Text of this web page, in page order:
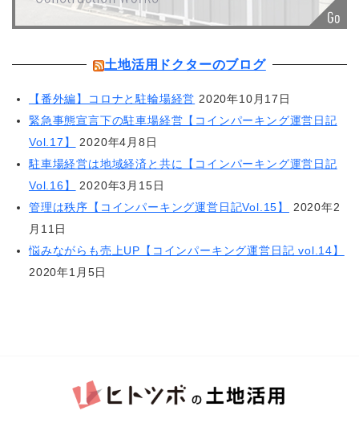
土地活用ドクターのブログ
【番外編】コロナと駐輪場経営 2020年10月17日
緊急事態宣言下の駐車場経営【コインパーキング運営日記
Vol.17】
2020年4月8日
駐車場経営は地域経済と共に【コインパーキング運営日記
Vol.16】
2020年3月15日
管理は秩序【コインパーキング運営日記Vol.15】
2020年2
月11日
悩みながらも売上UP【コインパーキング運営日記 vol.14】
2020年1月5日